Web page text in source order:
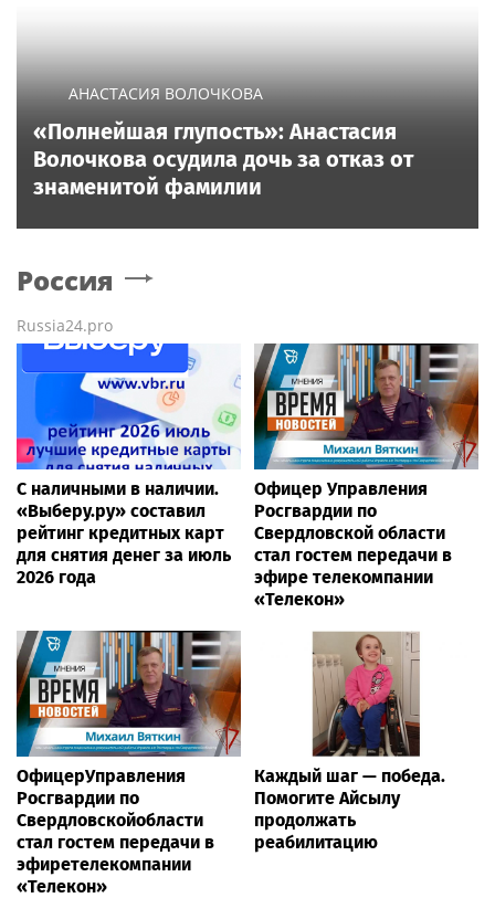
АНАСТАСИЯ ВОЛОЧКОВА
«Полнейшая глупость»: Анастасия
Волочкова осудила дочь за отказ от
знаменитой фамилии
Россия
Russia24.pro
С наличными в наличии.
«Выберу.ру» составил
рейтинг кредитных карт
для снятия денег за июль
2026 года
Офицер Управления
Росгвардии по
Свердловской области
стал гостем передачи в
эфире телекомпании
«Телекон»
ОфицерУправления
Росгвардии по
Свердловскойобласти
стал гостем передачи в
эфиретелекомпании
«Телекон»
Каждый шаг — победа.
Помогите Айсылу
продолжать
реабилитацию